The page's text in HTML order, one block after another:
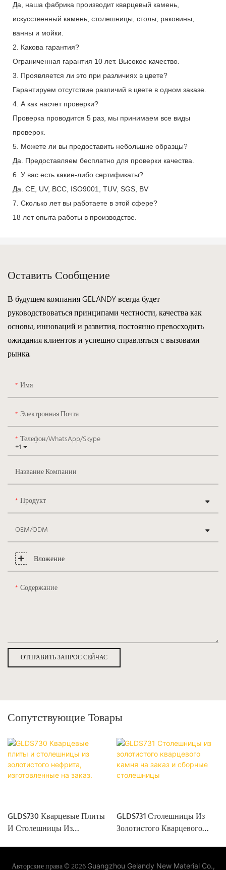
Да, наша фабрика производит кварцевый камень,
искусственный камень, столешницы, столы, раковины,
ванны и мойки.
2. Какова гарантия?
Ограниченная гарантия 10 лет. Высокое качество.
3. Проявляется ли это при различиях в цвете?
Гарантируем отсутствие различий в цвете в одном заказе.
4. А как насчет проверки?
Проверка проводится 5 раз, мы принимаем все виды
проверок.
5. Можете ли вы предоставить небольшие образцы?
Да. Предоставляем бесплатно для проверки качества.
6. У вас есть какие-либо сертификаты?
Да. CE, UV, BCC, ISO9001, TUV, SGS, BV
7. Сколько лет вы работаете в этой сфере?
18 лет опыта работы в производстве.
Оставить Сообщение
В будущем компания GELANDY всегда будет
руководствоваться принципами честности, качества как
основы, инноваций и развития, постоянно превосходить
ожидания клиентов и успешно справляться с вызовами
рынка.
Имя
Электронная Почта
+1
Телефон/WhatsApp/Skype
Название Компании
Продукт
OEM/ODM
Вложение
Содержание
ОТПРАВИТЬ ЗАПРОС СЕЙЧАС
Сопутствующие Товары
GLDS730 Кварцевые Плиты
И Столешницы Из
GLDS731 Столешницы Из
Золотистого Кварцевого
Авторские права © 2026 Guangzhou Gelandy New Material Co.,